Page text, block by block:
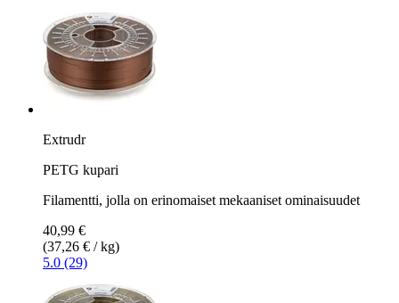
Extrudr
PETG kupari
Filamentti, jolla on erinomaiset mekaaniset ominaisuudet
40,99 €
(37,26 € / kg)
5.0 (29)